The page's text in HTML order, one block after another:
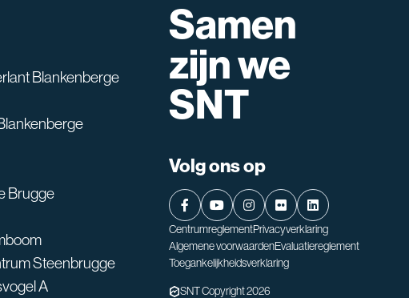
Blankenberge
Brugge
Steenbrugge
A
Samen
zijn we
SNT
Volg ons op
CentrumreglementPrivacyverklaring
Algemene voorwaardenEvaluatiereglement
Toegankelijkheidsverklaring
SNT Copyright 2026